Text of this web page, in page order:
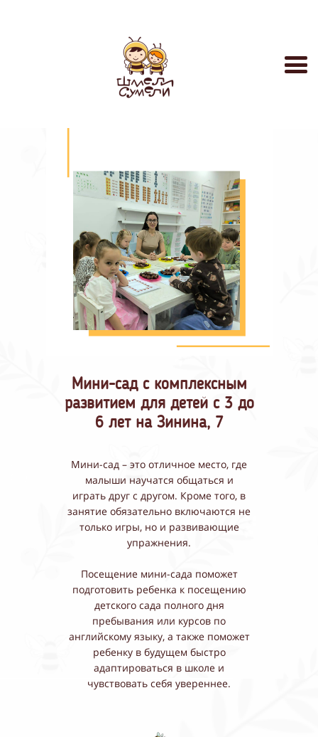
Мини-сад с комплексным
развитием для детей с 3 до
6 лет на Зинина, 7
Мини-сад – это отличное место, где
малыши научатся общаться и
играть друг с другом. Кроме того, в
занятие обязательно включаются не
только игры, но и развивающие
упражнения.
Посещение мини-сада поможет
подготовить ребенка к посещению
детского сада полного дня
пребывания или курсов по
английскому языку, а также поможет
ребенку в будущем быстро
адаптироваться в школе и
чувствовать себя увереннее.